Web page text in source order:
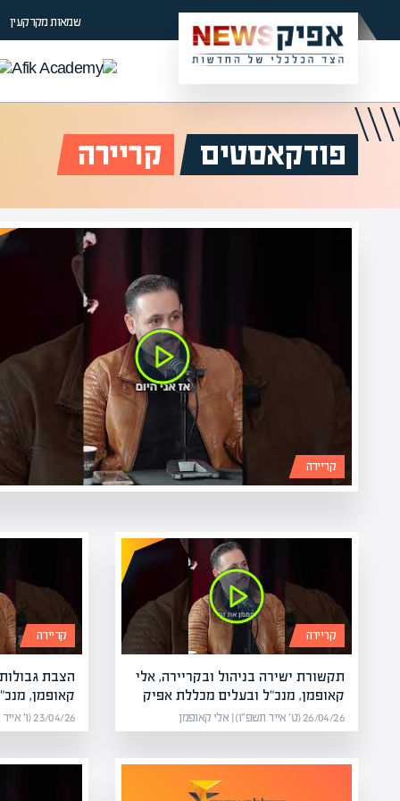
שמאות מקרקעין
פודקאסטים קריירה
קריירה
קריירה
תקשורת ישירה בניהול ובקריירה, אלי
קאופמן, מנכ"ל ובעלים מכללת אפיק
26/04/26 (ט׳ אייר תשפ״ו) | אלי קאופמן
קריירה
הצבת
קאופמן,
23/04/26 (ו׳ אייר תשפ״ו) | אלי קאופמן